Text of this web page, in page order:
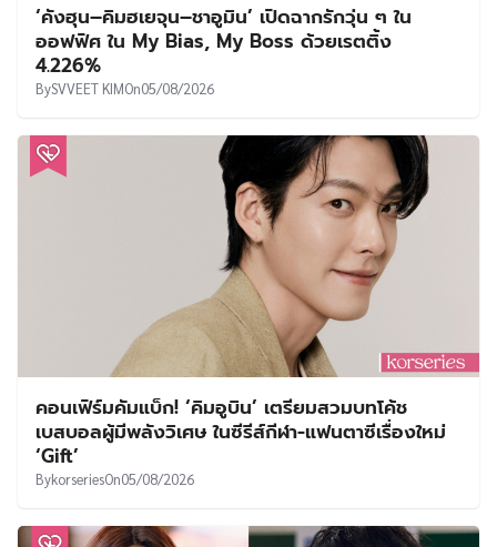
‘คังฮุน–คิมฮเยจุน–ชาอูมิน’ เปิดฉากรักวุ่น ๆ ใน
ออฟฟิศ ใน My Bias, My Boss ด้วยเรตติ้ง
4.226%
BySVVEET KIMOn05/08/2026
คอนเฟิร์มคัมแบ็ก! ‘คิมอูบิน’ เตรียมสวมบทโค้ช
เบสบอลผู้มีพลังวิเศษ ในซีรีส์กีฬา-แฟนตาซีเรื่องใหม่
‘Gift’
BykorseriesOn05/08/2026